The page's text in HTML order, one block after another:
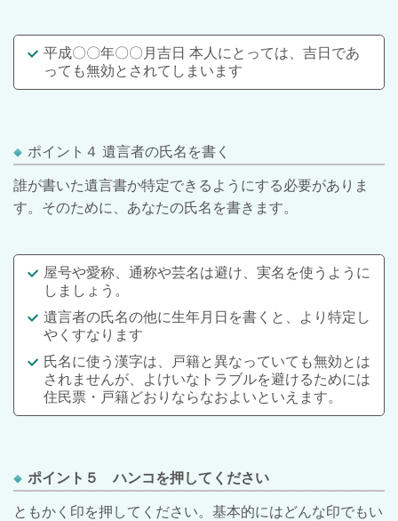
平成〇〇年〇〇月吉日 本人にとっては、吉日であ
っても無効とされてしまいます
ポイント４ 遺言者の氏名を書く
誰が書いた遺言書か特定できるようにする必要がありま
す。そのために、あなたの氏名を書きます。
屋号や愛称、通称や芸名は避け、実名を使うように
しましょう。
遺言者の氏名の他に生年月日を書くと、より特定し
やくすなります
氏名に使う漢字は、戸籍と異なっていても無効とは
されませんが、よけいなトラブルを避けるためには
住民票・戸籍どおりならなおよいといえます。
ポイント５ ハンコを押してください
ともかく印を押してください。基本的にはどんな印でもい